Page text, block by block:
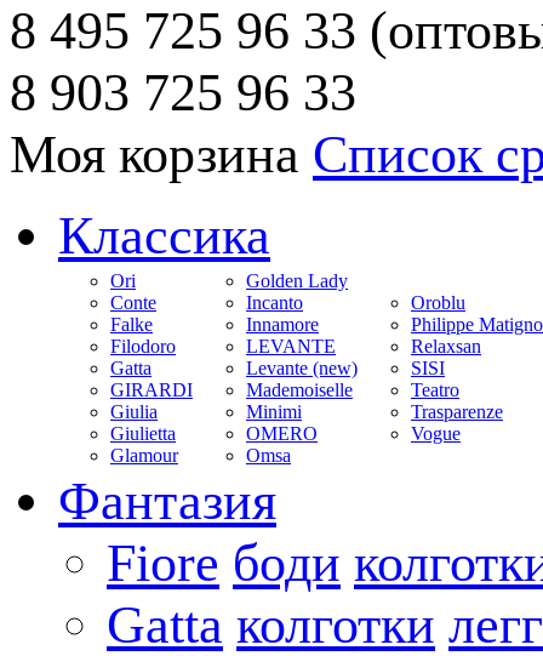
8 495 725 96 33
8 903 725 96 33
Моя корзина Список
Классика
Ori
Conte
Falke
Filodoro
Gatta
GIRARDI
Giulia
Giulietta
Glamour
Golden Lady
Incanto
Innamore
LEVANTE
Levante (new)
Mademoiselle
Minimi
OMERO
Omsa
Oroblu
Philippe
Relaxsan
SISI
Teatro
Trasparenze
Vogue
Фантазия
Fiore боди
Gatta колготки